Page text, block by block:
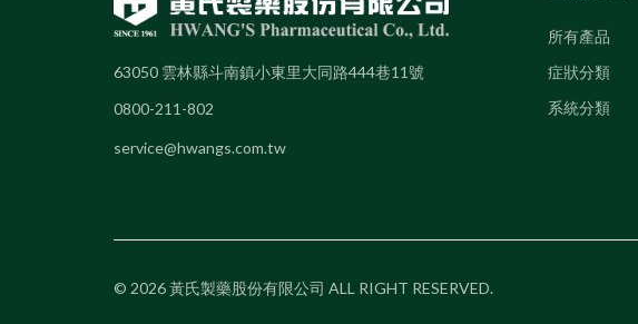
63050 雲林縣斗南鎮小東里大同路444巷11號
0800-211-802
service@hwangs.com.tw
所有產品
症狀分類
系統分類
© 2026 黃氏製藥股份有限公司 ALL RIGHT RESERVED.